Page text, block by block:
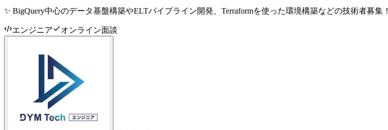
✨ BigQuery中心のデータ基盤構築やELTパイプライン開発、Terraformを使った環境構築などの技術者募集！
エンジニア オンライン面談